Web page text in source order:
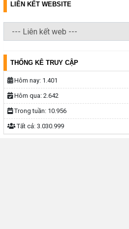
LIÊN KẾT WEBSITE
THỐNG KÊ TRUY CẬP
Hôm nay: 1.401
Hôm qua: 2.642
Trong tuần: 10.956
Tất cả: 3.030.999